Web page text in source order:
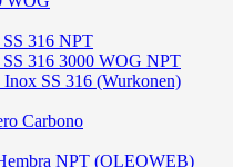
316 NPT
316 3000 WOG NPT
SS 316 (Wurkonen)
Carbono
NPT (OLEOWEB)